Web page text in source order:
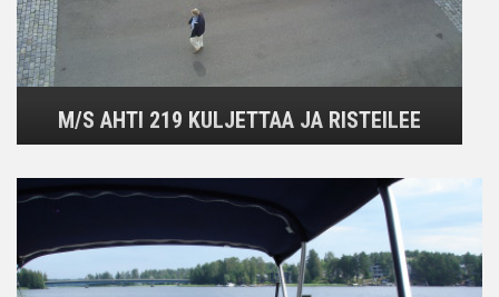
M/S AHTI 219 KULJETTAA JA RISTEILEE